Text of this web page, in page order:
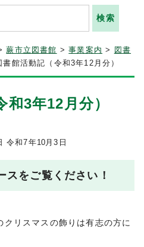
蕨市立図書館 >事業案内 >
図書
書館活動記（令和3年12月分）
和3年12月分）
令和7年10月3日
スをご覧ください！
リスマスの飾りは有志の方に